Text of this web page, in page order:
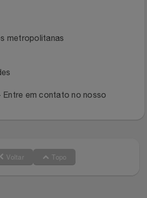
metropolitanas
Entre em contato no nosso
Voltar Topo